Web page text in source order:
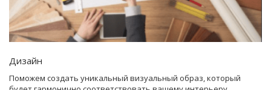
Дизайн
Поможем создать уникальный визуальный образ, который